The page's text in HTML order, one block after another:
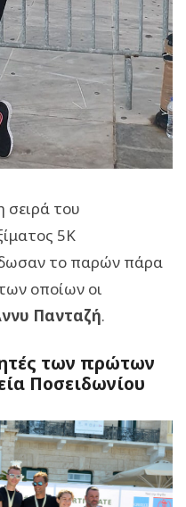
σειρά του
5Κ
το παρών πάρα
οποίων οι
Πανταζή.
των πρώτων
Ποσειδωνίου